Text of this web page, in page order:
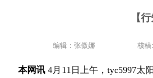
【
编辑：张傲娜 核稿
本网讯4月11日上午，tyc5997太